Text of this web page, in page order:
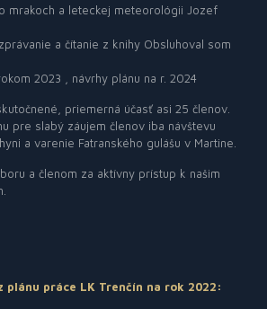
mrakoch a leteckej meteorológii Jozef
a čítanie z knihy Obsluhoval som
2023 , návrhy plánu na r. 2024
priemerná účasť asi 25 členov.
pre slabý záujem členov iba návštevu
a varenie Fatranského gulášu v Martine.
a členom za aktívny prístup k našim
práce LK Trenčín na rok 2022: